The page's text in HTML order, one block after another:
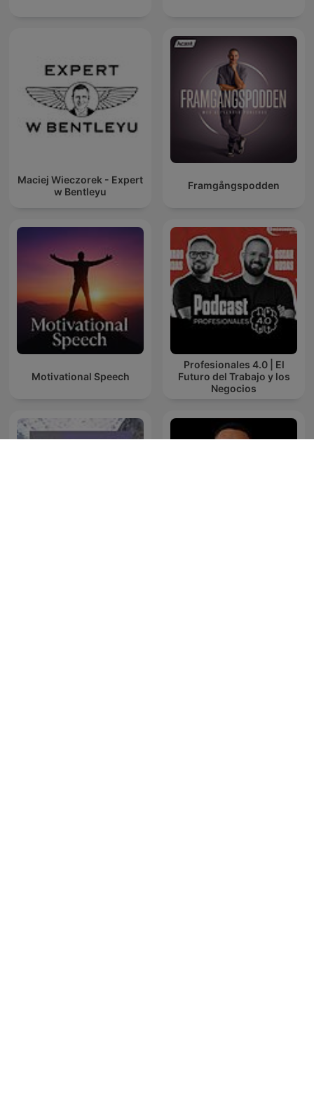
Maciej Wieczorek - Expert
w Bentleyu
Framgångspodden
Motivational Speech
Profesionales 4.0 | El
Futuro del Trabajo y los
Negocios